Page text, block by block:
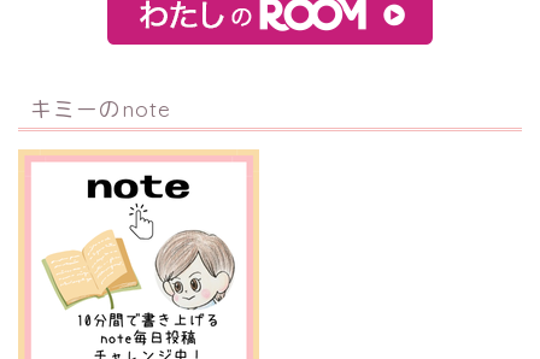
キミーのnote